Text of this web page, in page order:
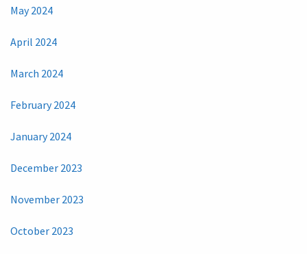
May 2024
April 2024
March 2024
February 2024
January 2024
December 2023
November 2023
October 2023